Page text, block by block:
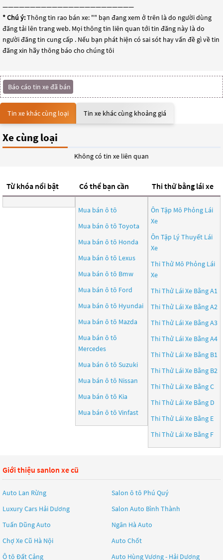
————————————————————————
* Chú ý:Thông tin rao bán xe: "" bạn đang xem ở trên là do người dùng
đăng tải lên trang web. Mọi thông tin liên quan tới tin đăng này là do
người đăng tin cung cấp . Nếu bạn phát hiện có sai sót hay vấn đề gì về tin
đăng xin hãy thông báo cho chúng tôi
Báo cáo tin xe đã bán
Tin xe khác cùng loại Tin xe khác cùng khoảng giá
Xe cùng loại
Không có tin xe liên quan
Từ khóa nổi bật Có thể bạn cần
Mua bán ô tô
Mua bán ô tô Toyota
Mua bán ô tô Honda
Mua bán ô tô Lexus
Mua bán ô tô Bmw
Mua bán ô tô Ford
Mua bán ô tô Hyundai
Mua bán ô tô Mazda
Mua bán ô tô
Mercedes
Mua bán ô tô Suzuki
Mua bán ô tô Nissan
Mua bán ô tô Kia
Mua bán ô tô Vinfast
Thi thử bằng lái xe
Ôn Tập Mô Phỏng Lái
Xe
Ôn Tập Lý Thuyết Lái
Xe
Thi Thử Mô Phỏng Lái
Xe
Thi Thử Lái Xe Bằng A1
Thi Thử Lái Xe Bằng A2
Thi Thử Lái Xe Bằng A3
Thi Thử Lái Xe Bằng A4
Thi Thử Lái Xe Bằng B1
Thi Thử Lái Xe Bằng B2
Thi Thử Lái Xe Bằng C
Thi Thử Lái Xe Bằng D
Thi Thử Lái Xe Bằng E
Thi Thử Lái Xe Bằng F
Giới thiệu sanlon xe cũ
Auto Lan Rừng
Salon ô tô Phú Quý
Luxury Cars Hải Dương
Salon Auto Bình Thành
Tuấn Dũng Auto
Ngân Hà Auto
Chợ Xe Cũ Hà Nội
Auto Chốt
Ô tô Đất Cảng
Auto Hùng Vương - Hải Dương